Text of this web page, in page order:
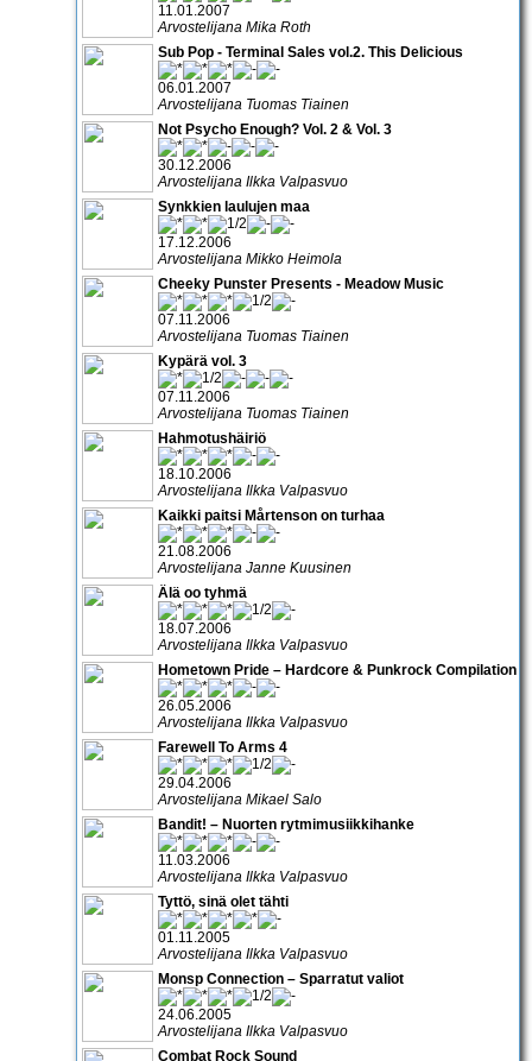
11.01.2007
Arvostelijana Mika Roth
Sub Pop - Terminal Sales vol.2. This Delicious
06.01.2007
Arvostelijana Tuomas Tiainen
Not Psycho Enough? Vol. 2 & Vol. 3
30.12.2006
Arvostelijana Ilkka Valpasvuo
Synkkien laulujen maa
17.12.2006
Arvostelijana Mikko Heimola
Cheeky Punster Presents - Meadow Music
07.11.2006
Arvostelijana Tuomas Tiainen
Kypärä vol. 3
07.11.2006
Arvostelijana Tuomas Tiainen
Hahmotushäiriö
18.10.2006
Arvostelijana Ilkka Valpasvuo
Kaikki paitsi Mårtenson on turhaa
21.08.2006
Arvostelijana Janne Kuusinen
Älä oo tyhmä
18.07.2006
Arvostelijana Ilkka Valpasvuo
Hometown Pride – Hardcore & Punkrock Compilation
26.05.2006
Arvostelijana Ilkka Valpasvuo
Farewell To Arms 4
29.04.2006
Arvostelijana Mikael Salo
Bandit! – Nuorten rytmimusiikkihanke
11.03.2006
Arvostelijana Ilkka Valpasvuo
Tyttö, sinä olet tähti
01.11.2005
Arvostelijana Ilkka Valpasvuo
Monsp Connection – Sparratut valiot
24.06.2005
Arvostelijana Ilkka Valpasvuo
Combat Rock Sound